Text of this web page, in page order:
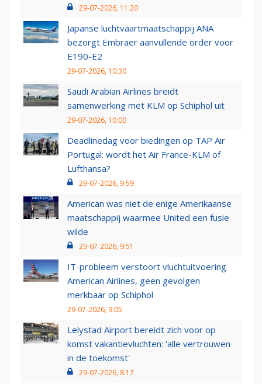
29-07-2026, 11:20
Japanse luchtvaartmaatschappij ANA
bezorgt Embraer aanvullende order voor
E190-E2
29-07-2026, 10:30
Saudi Arabian Airlines breidt
samenwerking met KLM op Schiphol uit
29-07-2026, 10:00
Deadlinedag voor biedingen op TAP Air
Portugal: wordt het Air France-KLM of
Lufthansa?
29-07-2026, 9:59
American was niet de enige Amerikaanse
maatschappij waarmee United een fusie
wilde
29-07-2026, 9:51
IT-probleem verstoort vluchtuitvoering
American Airlines, geen gevolgen
merkbaar op Schiphol
29-07-2026, 9:05
Lelystad Airport bereidt zich voor op
komst vakantievluchten: 'alle vertrouwen
in de toekomst'
29-07-2026, 8:17